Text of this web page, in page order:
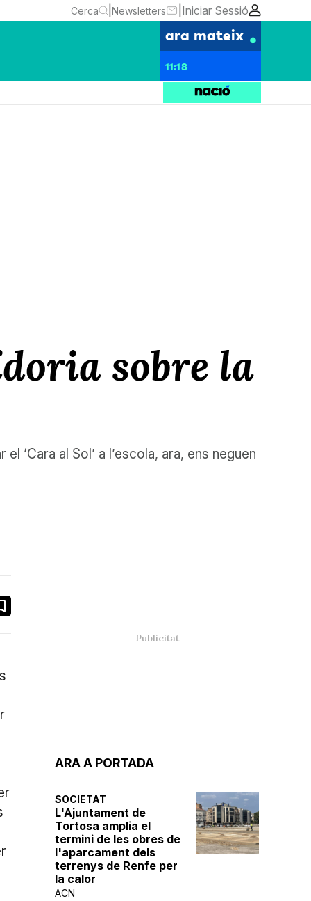
Cerca Newsletters Iniciar Sessió
ara mateix
11:18
sobre la
‘Cara al Sol’ a l’escola, ara, ens neguen
ARA A PORTADA
SOCIETAT
L'Ajuntament de
Tortosa amplia el
termini de les obres de
l'aparcament dels
terrenys de Renfe per
la calor
ACN